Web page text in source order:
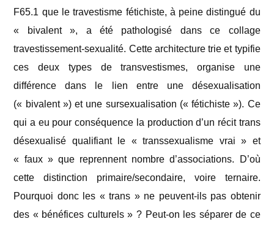
F65.1 que le travestisme fétichiste, à peine distingué du
« bivalent », a été pathologisé dans ce collage
travestissement-sexualité. Cette architecture trie et typifie
ces deux types de transvestismes, organise une
différence dans le lien entre une désexualisation
(« bivalent ») et une sursexualisation (« fétichiste »). Ce
qui a eu pour conséquence la production d’un récit trans
désexualisé qualifiant le « transsexualisme vrai » et
« faux » que reprennent nombre d’associations. D’où
cette distinction primaire/secondaire, voire ternaire.
Pourquoi donc les « trans » ne peuvent-ils pas obtenir
des « bénéfices culturels » ? Peut-on les séparer de ce